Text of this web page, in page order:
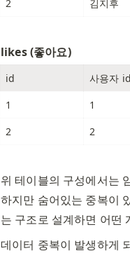
2
김지후
likes (좋아요)
id 사용자
1
1
2
2
위 테이블의 구성에서는
하지만 숨어있는 중복이
는 구조로 설계하면 어떤
데이터 중복이 발생하게